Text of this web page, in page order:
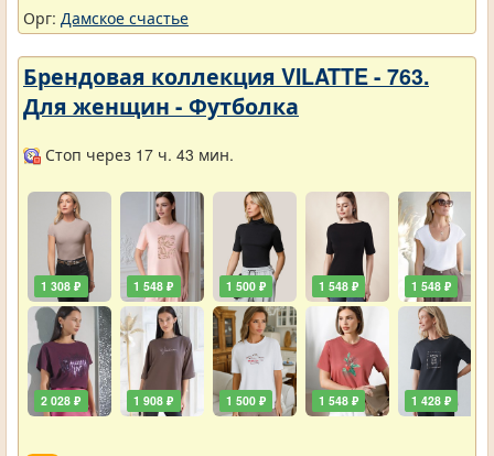
Орг: Дамское счастье
Брендовая коллекция VILATTE - 763.
Для женщин - Футболка
Стоп через 17 ч. 43 мин.
1 308 ₽
2 028 ₽
1 548 ₽
1 908 ₽
1 500 ₽
1 500 ₽
1 548 ₽
1 548 ₽
1 548 ₽
1 428 ₽